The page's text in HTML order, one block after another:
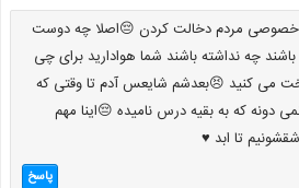
خصوصی مردم دخالت کردن 😔اصلا چه دوست
چه نداشته باشند شما هوادارید برای چی
می کنید 😣بعدشم شایعس آدم تا وقتی که
دونه که به بقیه درس نامیده 😔اینا مهم
تا ابد ⁦♥️⁩⁦
پاسخ